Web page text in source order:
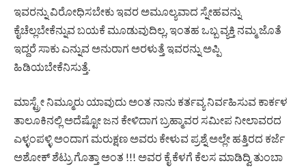
ಇವರನ್ನು ವಿರೋಧಿಸಬೇಕು ಇವರ ಅಮೂಲ್ಯವಾದ ಸ್ನೇಹವನ್ನು
ಕೈಚೆಲ್ಲಬೇಕೆನ್ನುವ ಬಯಕೆ ಮೂಡುವುದಿಲ್ಲ, ಇಂತಹ ಒಬ್ಬ ವ್ಯಕ್ತಿ ನಮ್ಮ ಜೊತೆ
ಇದ್ದರೆ ಸಾಕು ಎನ್ನುವ ಅನುರಾಗ ಅರಳುತ್ತೆ ಇವರನ್ನು ಅಪ್ಪಿ
ಹಿಡಿಯಬೇಕೆನಿಸುತ್ತೆ.
ಮಾಸ್ಟ್ರೇ ನಿಮ್ಮೂರು ಯಾವುದು ಅಂತ ನಾನು ಕರ್ತವ್ಯ ನಿರ್ವಹಿಸುವ ಕಾರ್ಕಳ
ತಾಲೂಕಿನಲ್ಲಿ ಅದೆಷ್ಟೋ ಜನ ಕೇಳಿದಾಗ ಬ್ರಹ್ಮಾವರ ಸಮೀಪ ನೀಲಾವರದ
ಎಳ್ಳಂಪಳ್ಳಿ ಅಂದಾಗ ಮರುಕ್ಷಣ ಅವರು ಕೇಳುವ ಪ್ರಶ್ನೆ ಅಲ್ಲೇ ಹತ್ತಿರದ ಕರ್ಜೆ
ಅಶೋಕ್ ಶೆಟ್ರು ಗೊತ್ತಾ ಅಂತ !!! ಅವರ ಕೈ ಕೆಳಗೆ ಕೆಲಸ ಮಾಡಿದ್ವಿ ತುಂಬಾ